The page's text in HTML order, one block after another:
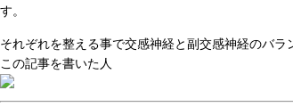
す。
それぞれを整える事で交感神経と副交感神経のバラ
この記事を書いた人